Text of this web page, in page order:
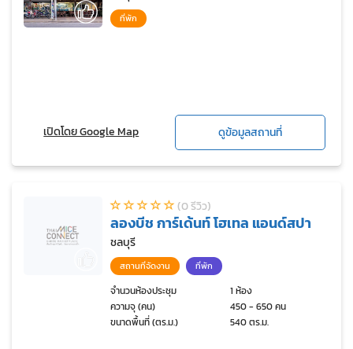
ที่พัก
เปิดโดย Google Map ดูข้อมูลสถานที่
(0 รีวิว)
ลองบีช การ์เด้นท์ โฮเทล แอนด์สปา
ชลบุรี
สถานที่จัดงาน ที่พัก
จำนวนห้องประชุม
1 ห้อง
ความจุ (คน)
450 - 650 คน
ขนาดพื้นที่ (ตร.ม.)
540 ตร.ม.